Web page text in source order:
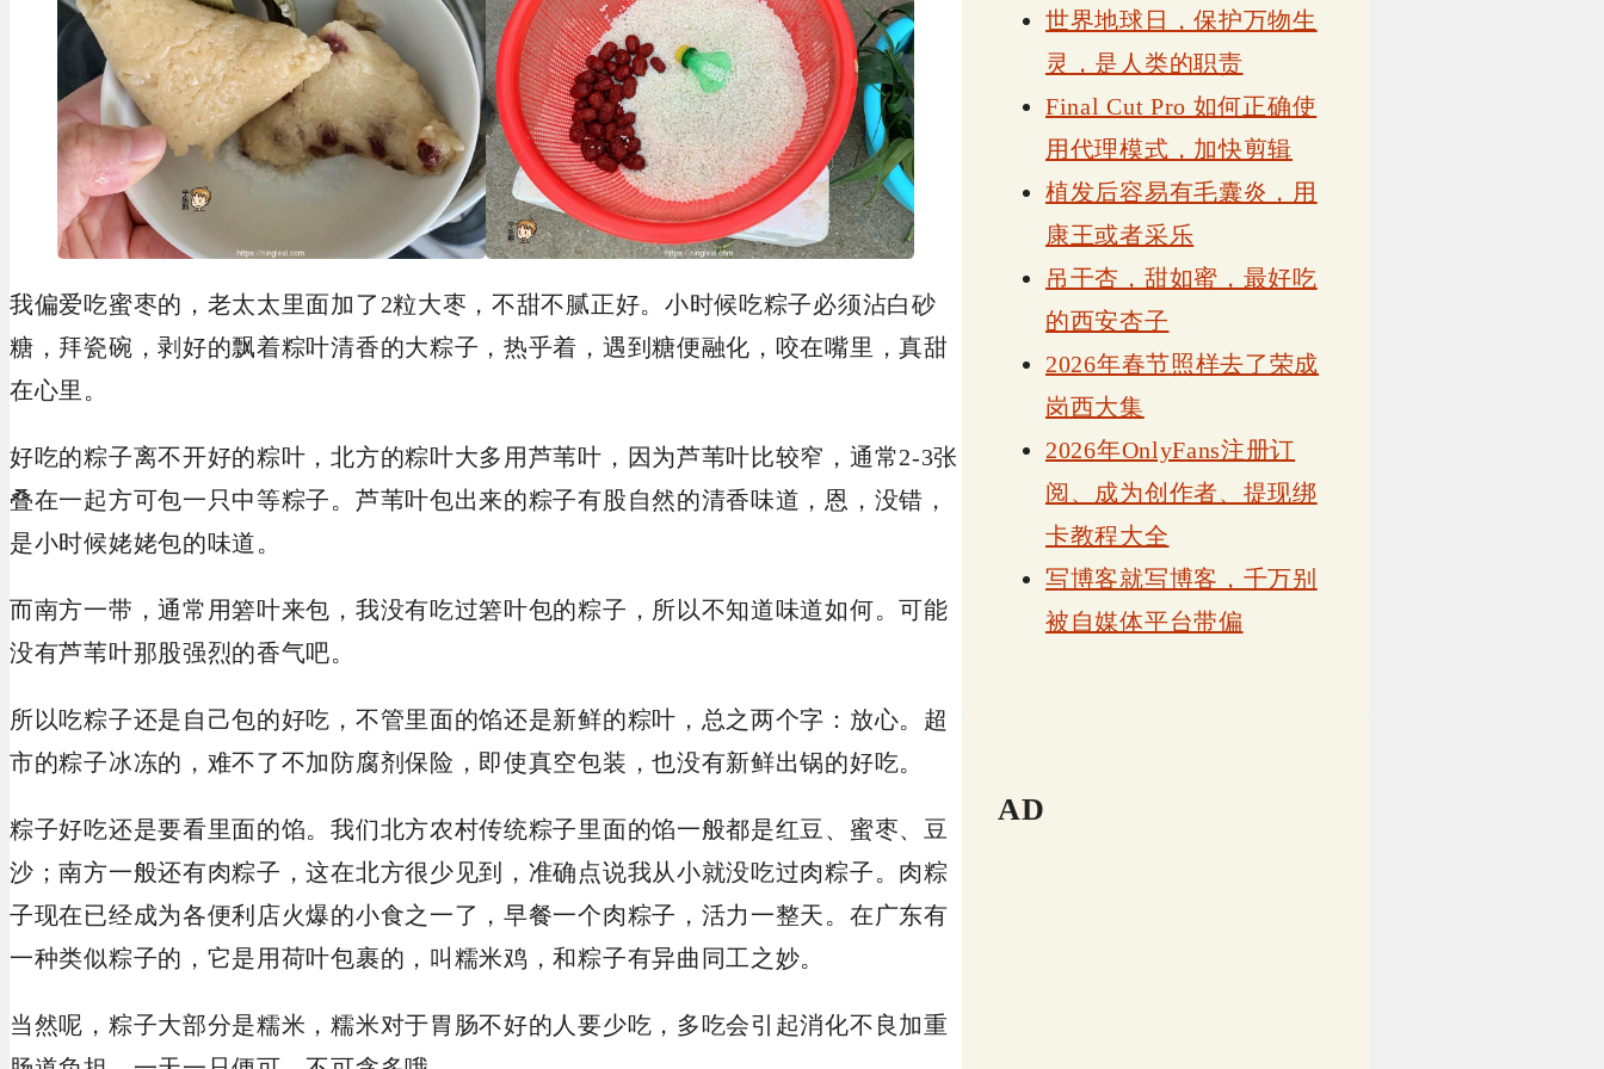
我偏爱吃蜜枣的，老太太里面加了2粒大枣，不甜不腻正好。小时候吃粽子必须沾白砂
糖，拜瓷碗，剥好的飘着粽叶清香的大粽子，热乎着，遇到糖便融化，咬在嘴里，真甜
在心里。
好吃的粽子离不开好的粽叶，北方的粽叶大多用芦苇叶，因为芦苇叶比较窄，通常2-3张
叠在一起方可包一只中等粽子。芦苇叶包出来的粽子有股自然的清香味道，恩，没错，
是小时候姥姥包的味道。
而南方一带，通常用箬叶来包，我没有吃过箬叶包的粽子，所以不知道味道如何。可能
没有芦苇叶那股强烈的香气吧。
所以吃粽子还是自己包的好吃，不管里面的馅还是新鲜的粽叶，总之两个字：放心。超
市的粽子冰冻的，难不了不加防腐剂保险，即使真空包装，也没有新鲜出锅的好吃。
粽子好吃还是要看里面的馅。我们北方农村传统粽子里面的馅一般都是红豆、蜜枣、豆
沙；南方一般还有肉粽子，这在北方很少见到，准确点说我从小就没吃过肉粽子。肉粽
子现在已经成为各便利店火爆的小食之一了，早餐一个肉粽子，活力一整天。在广东有
一种类似粽子的，它是用荷叶包裹的，叫糯米鸡，和粽子有异曲同工之妙。
当然呢，粽子大部分是糯米，糯米对于胃肠不好的人要少吃，多吃会引起消化不良加重
世界地球日，保护万物生
灵，是人类的职责
Final Cut Pro 如何正确使
用代理模式，加快剪辑
植发后容易有毛囊炎，用
康王或者采乐
吊干杏，甜如蜜，最好吃
的西安杏子
2026年春节照样去了荣成
岗西大集
2026年OnlyFans注册订
阅、成为创作者、提现绑
卡教程大全
写博客就写博客，千万别
被自媒体平台带偏
AD